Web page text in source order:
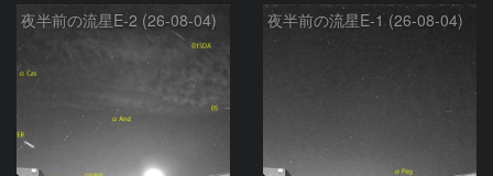
夜半前の流星E-2 (26-08-04) 夜半前の流星E-1 (26-08-04)